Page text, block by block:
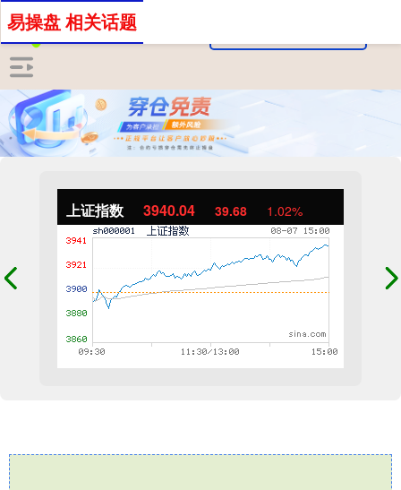
上证指数 3940.04 39.68 1.02%
易操盘 相关话题